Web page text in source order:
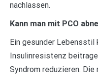
nachlassen.
Kann man mit PCO
Ein gesunder Lebensstil
Insulinresistenz
Syndrom reduzieren. Die